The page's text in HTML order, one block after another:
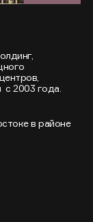
2003 года.
в районе